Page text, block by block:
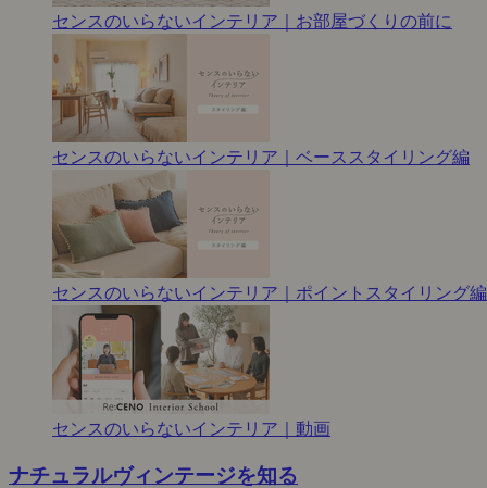
センスのいらないインテリア｜お部屋づくりの前に
センスのいらないインテリア｜ベーススタイリング編
センスのいらないインテリア｜ポイントスタイリング編
センスのいらないインテリア｜動画
ナチュラルヴィンテージを知る